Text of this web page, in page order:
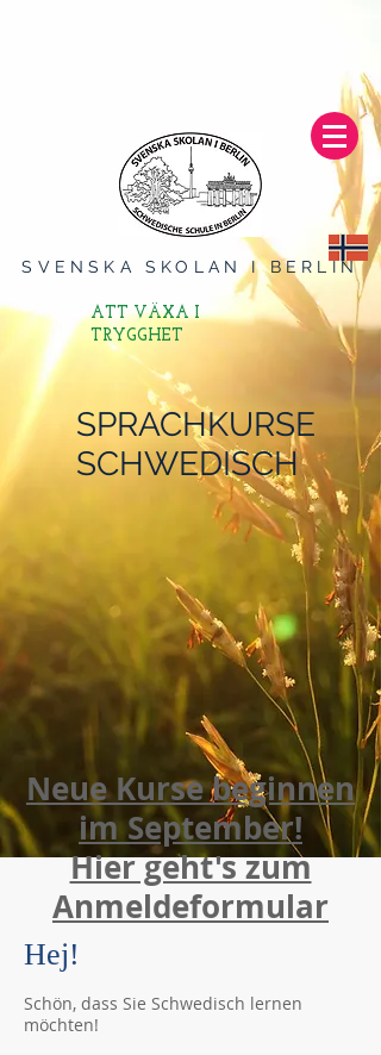
SVENSKA SKOLAN I BERLIN
ATT VÄXA I
TRYGGHET
SPRACHKURSE
SCHWEDISCH
Neue Kurse beginnen
im September!
Hier geht's zum
Anmeldeformular
Hej!
Schön, dass Sie Schwedisch lernen
möchten!